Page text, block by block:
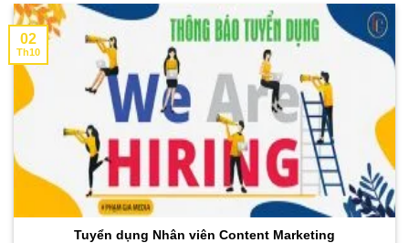
Tuyển dụng Nhân viên Content Marketing
02
Th10